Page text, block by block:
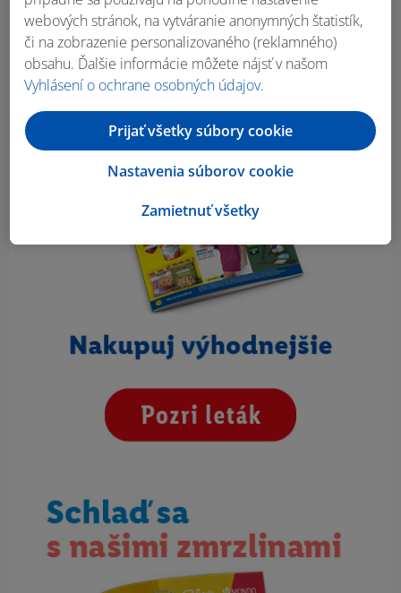
webových stránok, na vytváranie anonymných štatistík,
či na zobrazenie personalizovaného (reklamného)
obsahu. Ďalšie informácie môžete nájsť v našom
Vyhlásení o ochrane osobných údajov.
Zamietnuť všetky
Nastavenia súborov cookie
Prijať všetky súbory cookie